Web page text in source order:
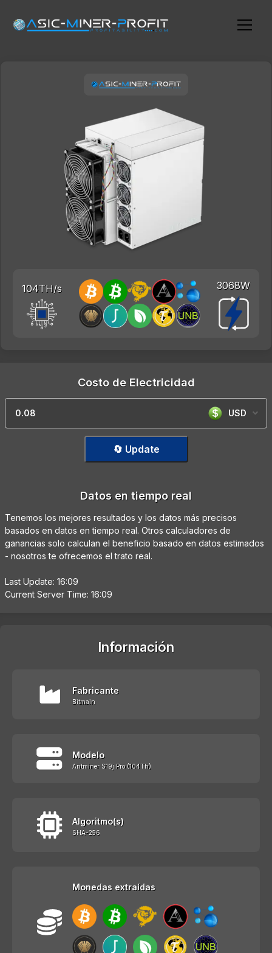
104TH/s 3068W
Costo de Electricidad
USD
🔄 Update
Datos en tiempo real
Tenemos los mejores resultados y los datos más precisos
basados en datos en tiempo real. Otros calculadores de
ganancias solo calculan el beneficio basado en datos estimados
- nosotros te ofrecemos el trato real.
Last Update: 16:09
Current Server Time: 16:09
Información
Fabricante
Bitmain
Modelo
Antminer S19j Pro (104Th)
Algoritmo(s)
SHA-256
Monedas extraídas